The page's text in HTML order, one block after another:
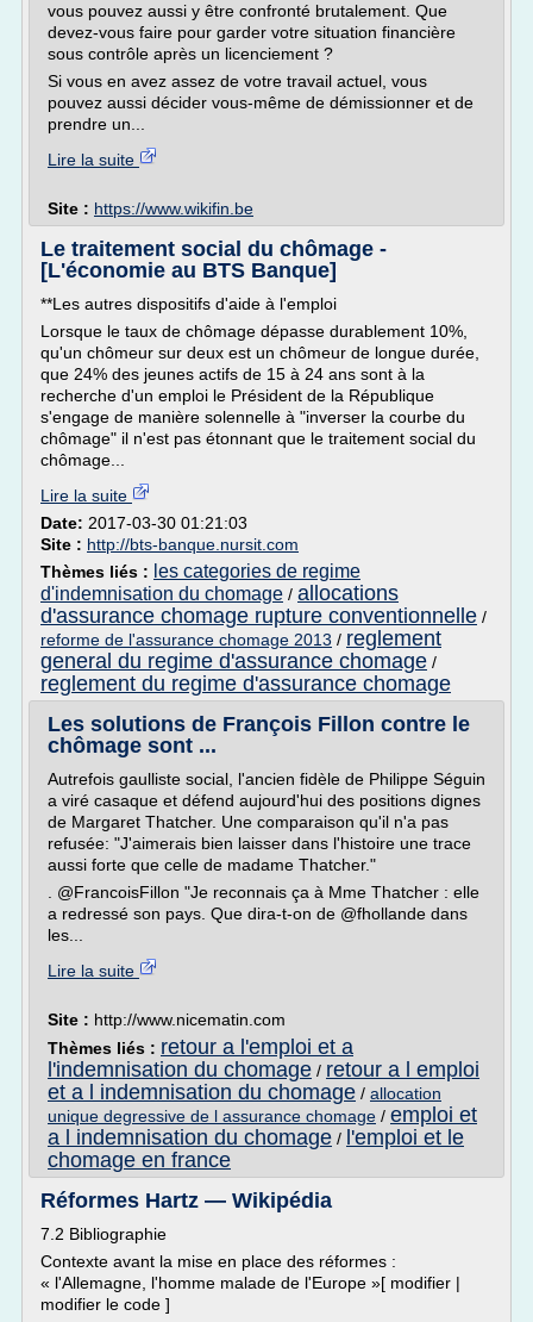
vous pouvez aussi y être confronté brutalement. Que
devez-vous faire pour garder votre situation financière
sous contrôle après un licenciement ?
Si vous en avez assez de votre travail actuel, vous
pouvez aussi décider vous-même de démissionner et de
prendre un...
Lire la suite
Site : https://www.wikifin.be
Le traitement social du chômage -
[L'économie au BTS Banque]
**Les autres dispositifs d'aide à l'emploi
Lorsque le taux de chômage dépasse durablement 10%,
qu'un chômeur sur deux est un chômeur de longue durée,
que 24% des jeunes actifs de 15 à 24 ans sont à la
recherche d'un emploi le Président de la République
s'engage de manière solennelle à "inverser la courbe du
chômage" il n'est pas étonnant que le traitement social du
chômage...
Lire la suite
Date: 2017-03-30 01:21:03
Site : http://bts-banque.nursit.com
Thèmes liés : les categories de regime
d'indemnisation du chomage / allocations
d'assurance chomage rupture conventionnelle /
reforme de l'assurance chomage 2013 / reglement
general du regime d'assurance chomage /
reglement du regime d'assurance chomage
Les solutions de François Fillon contre le
chômage sont ...
Autrefois gaulliste social, l'ancien fidèle de Philippe Séguin
a viré casaque et défend aujourd'hui des positions dignes
de Margaret Thatcher. Une comparaison qu'il n'a pas
refusée: "J'aimerais bien laisser dans l'histoire une trace
aussi forte que celle de madame Thatcher."
. @FrancoisFillon "Je reconnais ça à Mme Thatcher : elle
a redressé son pays. Que dira-t-on de @fhollande dans
les...
Lire la suite
Site : http://www.nicematin.com
Thèmes liés : retour a l'emploi et a
l'indemnisation du chomage / retour a l emploi
et a l indemnisation du chomage / allocation
unique degressive de l assurance chomage / emploi et
a l indemnisation du chomage / l'emploi et le
chomage en france
Réformes Hartz — Wikipédia
7.2 Bibliographie
Contexte avant la mise en place des réformes :
« l'Allemagne, l'homme malade de l'Europe »[ modifier |
modifier le code ]